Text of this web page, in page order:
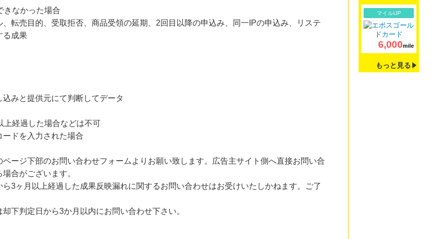
きなかった場合
、転売目的、受取拒否、商品受領の延期、2回目以降の申込み、同一IPの申込み、リステ
る成果
みと提供元にて判断してデータ
上経過した場合などは不可
ードを入力された場合
ージ下部のお問い合わせフォームよりお願い致します。広告主サイト側へ直接お問い合
合がございます。
3ヶ月以上経過した成果反映漏れに関するお問い合わせはお受けいたしかねます。ご了
下判定日から3か月以内にお問い合わせ下さい。
マイルUP
6,000mile
もっと見る